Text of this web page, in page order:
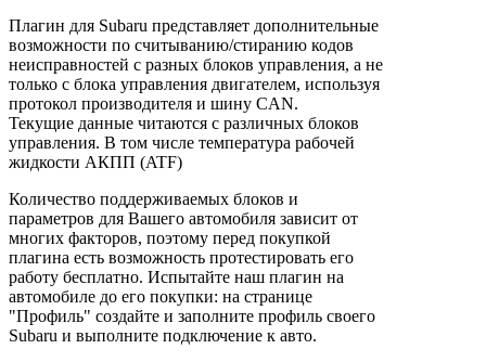
Плагин для Subaru представляет дополнительные
возможности по считыванию/стиранию кодов
неисправностей с разных блоков управления, а не
только с блока управления двигателем, используя
протокол производителя и шину CAN.
Текущие данные читаются с различных блоков
управления. В том числе температура рабочей
жидкости АКПП (ATF)
Количество поддерживаемых блоков и
параметров для Вашего автомобиля зависит от
многих факторов, поэтому перед покупкой
плагина есть возможность протестировать его
работу бесплатно. Испытайте наш плагин на
автомобиле до его покупки: на странице
"Профиль" создайте и заполните профиль своего
Subaru и выполните подключение к авто.